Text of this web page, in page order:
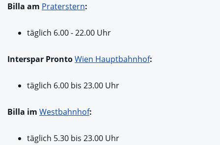
Billa am Praterstern:
täglich 6.00 - 22.00 Uhr
Interspar ProntoWien Hauptbahnhof:
täglich 6.00 bis 23.00 Uhr
Billa im Westbahnhof:
täglich 5.30 bis 23.00 Uhr